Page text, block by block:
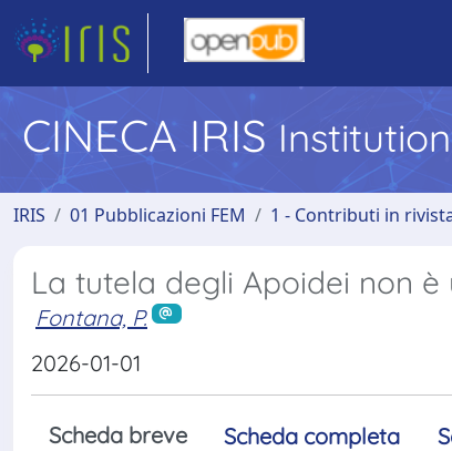
CINECA IRIS
IRIS 01 Pubblicazioni FEM 1 - Contributi in
La tutela degli Apoidei non è
Fontana, P.
2026-01-01
Scheda breve Scheda completa